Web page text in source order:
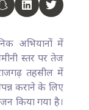
अभियानों में
स्तर पर तेज
तहसील में
कराने के लिए
किया गया है।